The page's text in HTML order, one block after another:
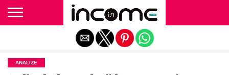
ANALIZE
Exit mobile version